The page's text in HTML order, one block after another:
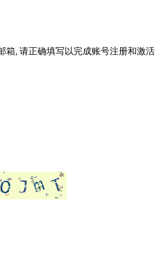
箱, 请正确填写以完成账号注册和激活